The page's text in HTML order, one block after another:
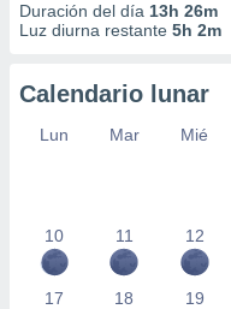
Duración del día 13h 26m
Luz diurna restante 5h 2m
Calendario lunar
Lun Mar Mié
10 11 12
17 18 19